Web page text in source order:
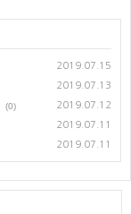
2019.07.15
2019.07.13
(0) 2019.07.12
2019.07.11
2019.07.11